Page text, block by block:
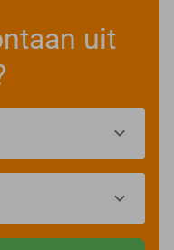
uit